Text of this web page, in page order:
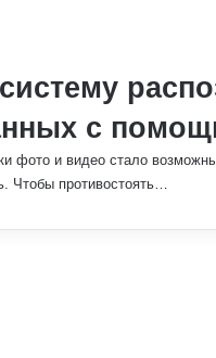
с
фото и видео стало
Чтобы противостоять…